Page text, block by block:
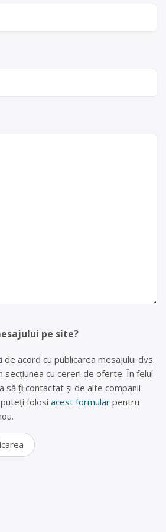
pe site?
de acord cu publicarea mesajului dvs.
secțiunea cu cereri de oferte. În felul
să fiți contactat și de alte companii
folosi acest formular pentru